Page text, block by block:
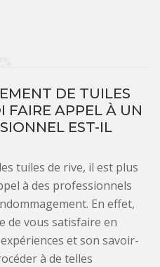
DE TUILES
FAIRE APPEL À UN
EST-IL
tuiles de rive, il est plus
à des professionnels
En effet,
de vous satisfaire en
et son savoir-
à de telles